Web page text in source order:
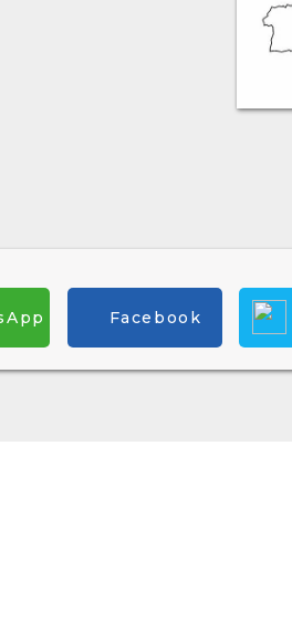
Facebook